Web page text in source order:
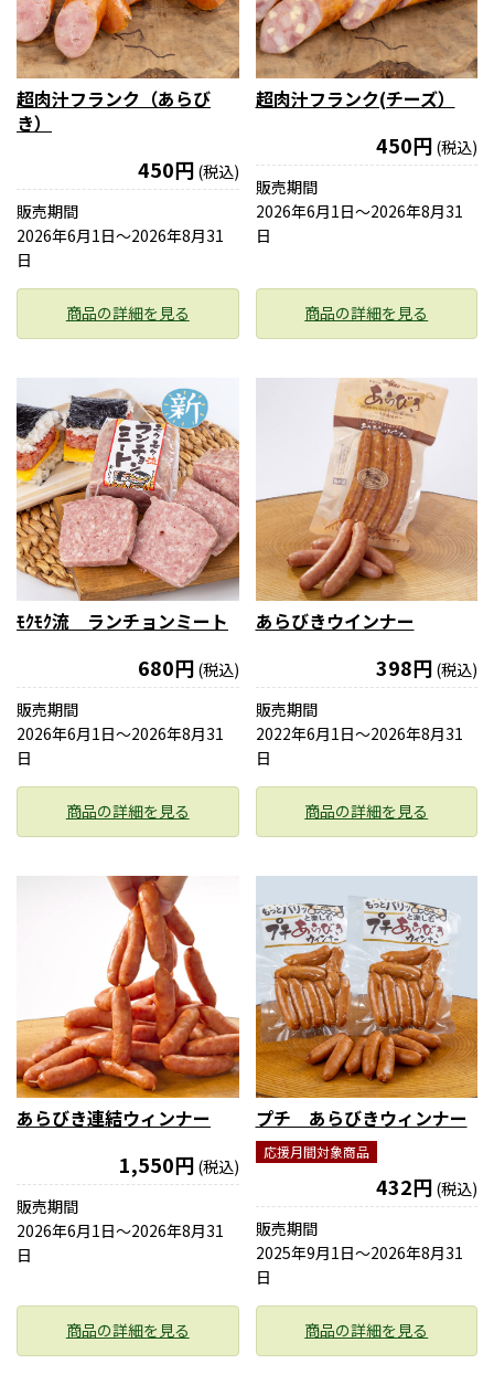
超肉汁フランク（あらび
き）
450円 (税込)
販売期間
2026年6月1日〜2026年8月31
日
商品の詳細を見る
超肉汁フランク(チーズ）
450円 (税込)
販売期間
2026年6月1日〜2026年8月31
日
商品の詳細を見る
ﾓｸﾓｸ流 ランチョンミート
680円 (税込)
販売期間
2026年6月1日〜2026年8月31
日
商品の詳細を見る
あらびきウインナー
398円 (税込)
販売期間
2022年6月1日〜2026年8月31
日
商品の詳細を見る
あらびき連結ウィンナー
1,550円 (税込)
販売期間
2026年6月1日〜2026年8月31
日
商品の詳細を見る
プチ あらびきウィンナー
応援月間対象商品
432円 (税込)
販売期間
2025年9月1日〜2026年8月31
日
商品の詳細を見る